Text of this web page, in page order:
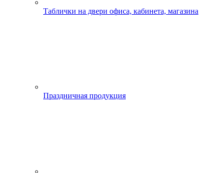
Таблички на двери офиса, кабинета, магазина
Праздничная продукция